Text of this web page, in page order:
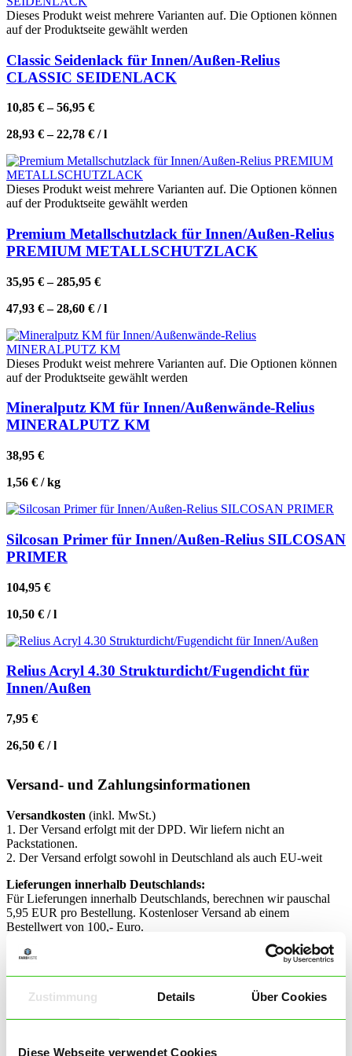
Zustimmung Details Über Cookies
Diese Webseite verwendet Cookies
Dieses Produkt weist mehrere Varianten auf. Die Optionen können
auf der Produktseite gewählt werden
Classic Seidenlack für Innen/Außen-Relius
CLASSIC SEIDENLACK
10,85 €–56,95 €
28,93 €–22,78 € /l
Dieses Produkt weist mehrere Varianten auf. Die Optionen können
auf der Produktseite gewählt werden
Premium Metallschutzlack für Innen/Außen-Relius
PREMIUM METALLSCHUTZLACK
35,95 €–285,95 €
47,93 €–28,60 € /l
Dieses Produkt weist mehrere Varianten auf. Die Optionen können
auf der Produktseite gewählt werden
Mineralputz KM für Innen/Außenwände-Relius
MINERALPUTZ KM
38,95 €
1,56 € /kg
Silcosan Primer für Innen/Außen-Relius SILCOSAN
PRIMER
104,95 €
10,50 € /l
Relius Acryl 4.30 Strukturdicht/Fugendicht für
Innen/Außen
7,95 €
26,50 € /l
Versand- und Zahlungsinformationen
Versandkosten (inkl. MwSt.)
1. Der Versand erfolgt mit der DPD. Wir liefern nicht an
Packstationen.
2. Der Versand erfolgt sowohl in Deutschland als auch EU-weit
Lieferungen innerhalb Deutschlands:
Für Lieferungen innerhalb Deutschlands, berechnen wir pauschal
5,95 EUR pro Bestellung. Kostenloser Versand ab einem
Bestellwert von 100,- Euro.
Lieferungen in die EU-Union:
Lieferung innerhalb der EU berechnen wir 14,90 EUR pro
Versand.
Lieferfristen
erfolgt die Lieferung der Ware in Deutschland innerhalb von 1-3